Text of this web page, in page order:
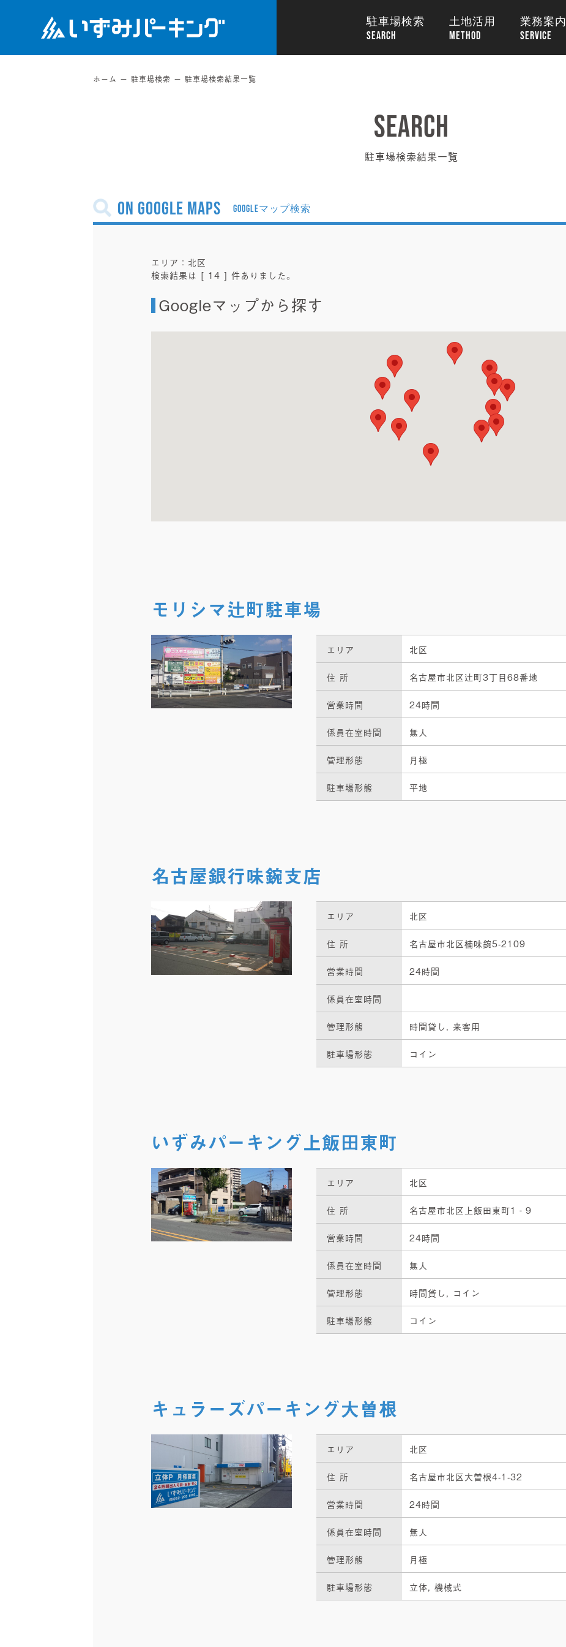
駐車場検索 土地活用 業務案内
ホーム 駐車場検索 駐車場検索結果一覧
駐車場検索結果一覧
on Google Maps
エリア：北区
検索結果は [ 14 ] 件ありました。
Googleマップから探す
モリシマ辻町駐車場
エリア 北区
住 所 名古屋市北区辻町3丁目68番地
営業時間 24時間
係員在室時間 無人
管理形態 月極
駐車場形態 平地
名古屋銀行味鋺支店
エリア 北区
住 所 名古屋市北区楠味鋺5-2109
営業時間 24時間
係員在室時間
管理形態 時間貸し, 来客用
駐車場形態 コイン
いずみパーキング上飯田東町
エリア 北区
住 所 名古屋市北区上飯田東町1‐9
営業時間 24時間
係員在室時間 無人
管理形態 時間貸し, コイン
駐車場形態 コイン
キュラーズパーキング大曽根
エリア 北区
住 所 名古屋市北区大曽根4-1-32
営業時間 24時間
係員在室時間 無人
管理形態 月極
駐車場形態 立体, 機械式